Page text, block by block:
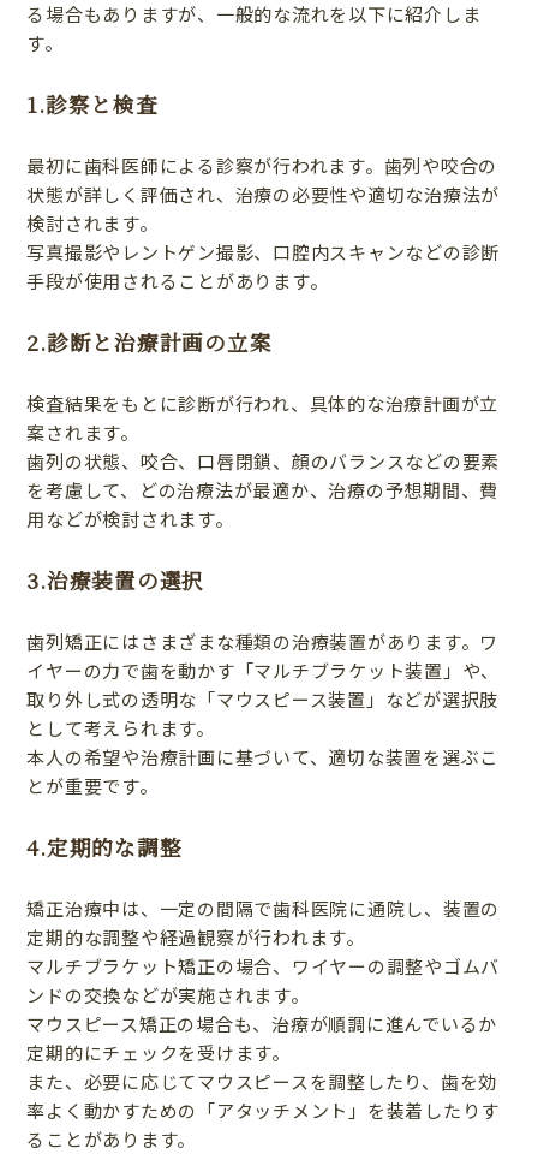
る場合もありますが、一般的な流れを以下に紹介しま
す。
1.診察と検査
最初に歯科医師による診察が行われます。歯列や咬合の
状態が詳しく評価され、治療の必要性や適切な治療法が
検討されます。
写真撮影やレントゲン撮影、口腔内スキャンなどの診断
手段が使用されることがあります。
2.診断と治療計画の立案
検査結果をもとに診断が行われ、具体的な治療計画が立
案されます。
歯列の状態、咬合、口唇閉鎖、顔のバランスなどの要素
を考慮して、どの治療法が最適か、治療の予想期間、費
用などが検討されます。
3.治療装置の選択
歯列矯正にはさまざまな種類の治療装置があります。ワ
イヤーの力で歯を動かす「マルチブラケット装置」や、
取り外し式の透明な「マウスピース装置」などが選択肢
として考えられます。
本人の希望や治療計画に基づいて、適切な装置を選ぶこ
とが重要です。
4.定期的な調整
矯正治療中は、一定の間隔で歯科医院に通院し、装置の
定期的な調整や経過観察が行われます。
マルチブラケット矯正の場合、ワイヤーの調整やゴムバ
ンドの交換などが実施されます。
マウスピース矯正の場合も、治療が順調に進んでいるか
定期的にチェックを受けます。
また、必要に応じてマウスピースを調整したり、歯を効
率よく動かすための「アタッチメント」を装着したりす
ることがあります。